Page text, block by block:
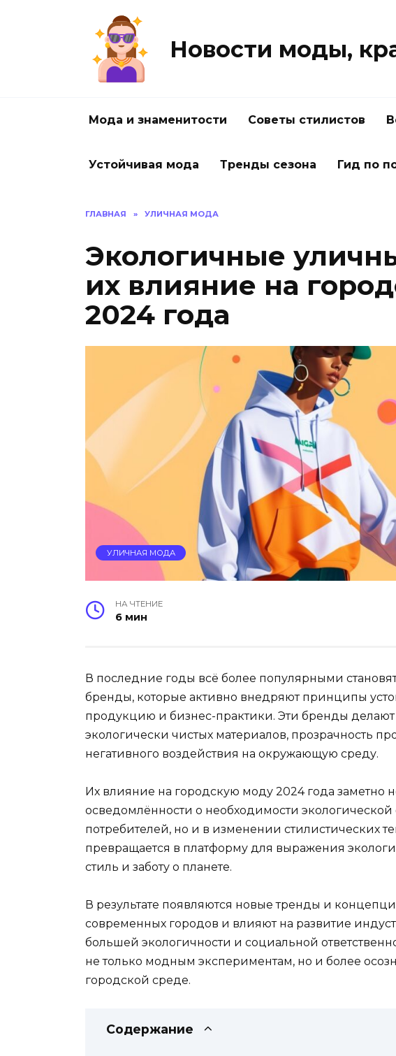
Новости моды,
Мода и знаменитости Советы стилистов
Устойчивая мода Тренды сезона Гид по
ГЛАВНАЯ » УЛИЧНАЯ МОДА
Экологичные
их влияние на
2024 года
УЛИЧНАЯ МОДА
НА ЧТЕНИЕ
6 мин
В последние годы всё более популярными
бренды, которые активно внедряют принципы
продукцию и бизнес-практики. Эти бренды делают
экологически чистых материалов, прозрачность
негативного воздействия на окружающую среду.
Их влияние на городскую моду 2024 года заметно
осведомлённости о необходимости экологической
потребителей, но и в изменении стилистических
превращается в платформу для выражения
стиль и заботу о планете.
В результате появляются новые тренды и
современных городов и влияют на развитие
большей экологичности и социальной
не только модным экспериментам, но и более
городской среде.
Содержание